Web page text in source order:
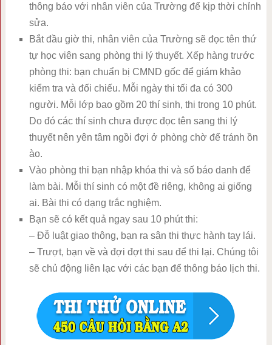
thông báo với nhân viên của Trường để kịp thời chỉnh
sửa.
Bắt đầu giờ thi, nhân viên của Trường sẽ đọc tên thứ
tự học viên sang phòng thi lý thuyết. Xếp hàng trước
phòng thi: bạn chuẩn bị CMND gốc để giám khảo
kiểm tra và đối chiếu. Mỗi ngày thi tối đa có 300
người. Mỗi lớp bao gồm 20 thí sinh, thi trong 10 phút.
Do đó các thí sinh chưa được đọc tên sang thi lý
thuyết nên yên tâm ngồi đợi ở phòng chờ để tránh ồn
ào.
Vào phòng thi bạn nhập khóa thi và số báo danh để
làm bài. Mỗi thí sinh có một đề riêng, không ai giống
ai. Bài thi có dạng trắc nghiệm.
Bạn sẽ có kết quả ngay sau 10 phút thi:
– Đỗ luật giao thông, bạn ra sân thi thực hành tay lái.
– Trượt, bạn về và đợi đợt thi sau để thi lại. Chúng tôi
sẽ chủ động liên lạc với các bạn để thông báo lịch thi.